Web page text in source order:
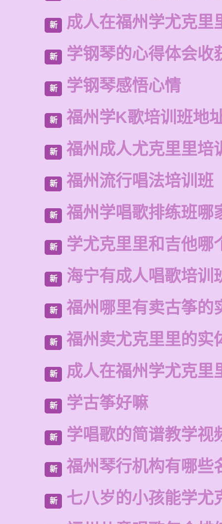
新 成人在福州学尤克里
新 学钢琴的心得体会收
新 学钢琴感悟心情
新 福州学K歌培训班地
新 福州成人尤克里里培
新 福州流行唱法培训班
新 福州学唱歌排练班哪
新 学尤克里里和吉他哪
新 海宁有成人唱歌培训
新 福州哪里有卖古筝的
新 福州卖尤克里里的实
新 成人在福州学尤克里
新 学古筝好嘛
新 学唱歌的简谱教学视
新 福州琴行机构有哪些
新 七八岁的小孩能学尤